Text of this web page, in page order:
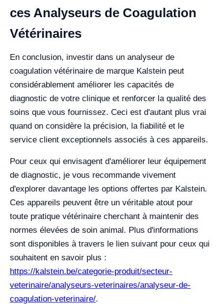
ces Analyseurs de Coagulation
Vétérinaires
En conclusion, investir dans un analyseur de
coagulation vétérinaire de marque Kalstein peut
considérablement améliorer les capacités de
diagnostic de votre clinique et renforcer la qualité des
soins que vous fournissez. Ceci est d'autant plus vrai
quand on considère la précision, la fiabilité et le
service client exceptionnels associés à ces appareils.
Pour ceux qui envisagent d'améliorer leur équipement
de diagnostic, je vous recommande vivement
d'explorer davantage les options offertes par Kalstein.
Ces appareils peuvent être un véritable atout pour
toute pratique vétérinaire cherchant à maintenir des
normes élevées de soin animal. Plus d'informations
sont disponibles à travers le lien suivant pour ceux qui
souhaitent en savoir plus :
https://kalstein.be/categorie-produit/secteur-
veterinaire/analyseurs-veterinaires/analyseur-de-
coagulation-veterinaire/.